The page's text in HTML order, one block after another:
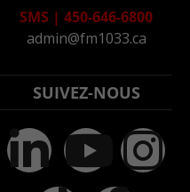
SMS | 450-646-6800
admin@fm1033.ca
SUIVEZ-NOUS